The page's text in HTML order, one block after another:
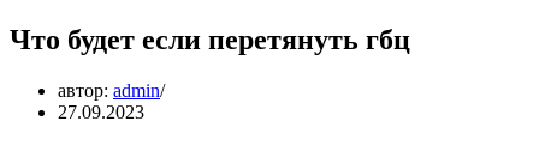
Что будет если перетянуть гбц
автор: admin
27.09.2023